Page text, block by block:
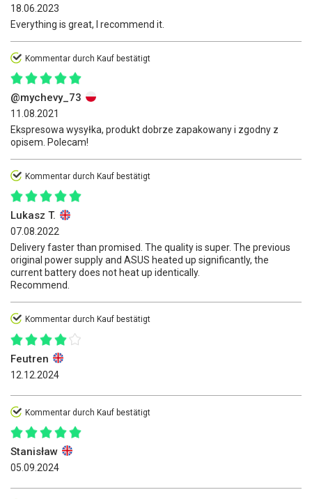
18.06.2023
Everything is great, I recommend it.
Kommentar durch Kauf bestätigt
@mychevy_73
11.08.2021
Ekspresowa wysyłka, produkt dobrze zapakowany i zgodny z
opisem. Polecam!
Kommentar durch Kauf bestätigt
Lukasz T.
07.08.2022
Delivery faster than promised. The quality is super. The previous
original power supply and ASUS heated up significantly, the
current battery does not heat up identically.
Recommend.
Kommentar durch Kauf bestätigt
Feutren
12.12.2024
Kommentar durch Kauf bestätigt
Stanisław
05.09.2024